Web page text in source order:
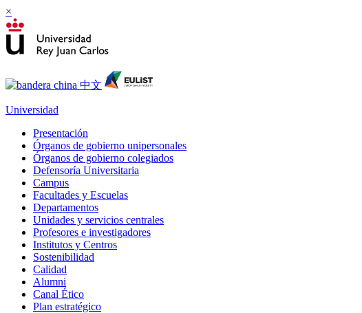
×
Universidad
Presentación
Órganos de gobierno unipersonales
Órganos de gobierno colegiados
Defensoría Universitaria
Campus
Facultades y Escuelas
Departamentos
Unidades y servicios centrales
Profesores e investigadores
Institutos y Centros
Sostenibilidad
Calidad
Alumni
Canal Ético
Plan estratégico